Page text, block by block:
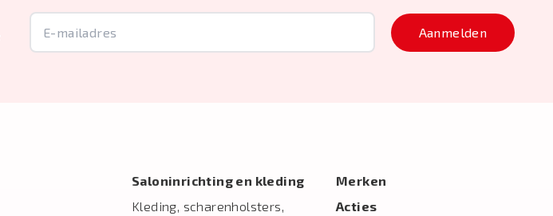
Aanmelden
Salon­inrichting en kleding
Kleding, scharenholsters,
Merken
Acties